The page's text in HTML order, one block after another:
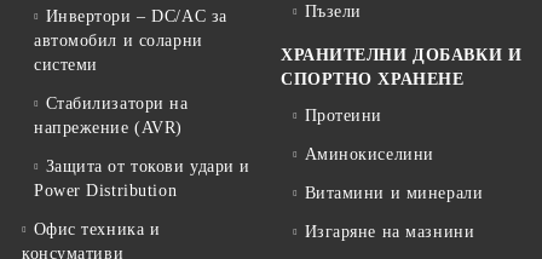
Инвертори – DC/AC за
автомобил и соларни
системи
Стабилизатори на
напрежение (AVR)
Защита от токови удари и
Power Distribution
Офис техника и
консумативи
Пъзели
ХРАНИТЕЛНИ ДОБАВКИ И
СПОРТНО ХРАНЕНЕ
Протеини
Аминокиселини
Витамини и минерали
Изгаряне на мазнини